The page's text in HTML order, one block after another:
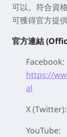
可以。符合資
可獲得官方提
官方連結
Facebook:
https://
al
X (Twitter):
YouTube: